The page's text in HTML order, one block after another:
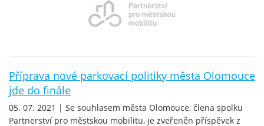
Příprava nové parkovací politiky města Olomouce
jde do finále
05. 07. 2021 | Se souhlasem města Olomouce, člena spolku
Partnerství pro městskou mobilitu, je zveřeněn příspěvek z